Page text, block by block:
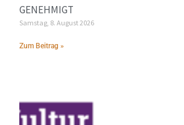
GENEHMIGT
Samstag, 8. August 2026
Zum Beitrag »